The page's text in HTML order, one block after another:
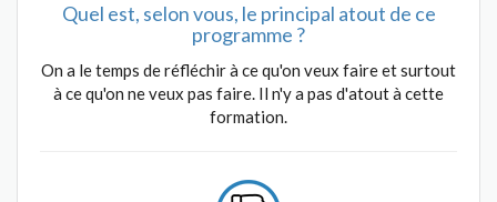
Quel est, selon vous, le principal atout de ce
programme ?
On a le temps de réfléchir à ce qu'on veux faire et surtout
à ce qu'on ne veux pas faire. Il n'y a pas d'atout à cette
formation.